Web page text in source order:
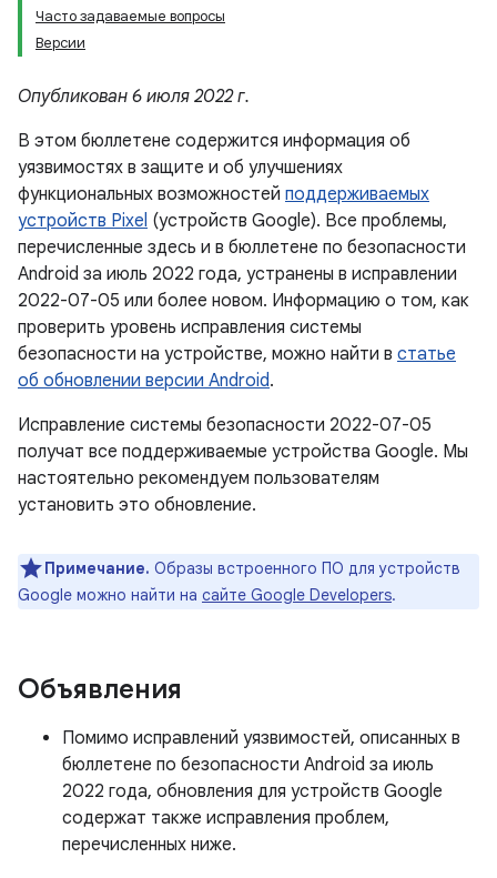
Часто задаваемые вопросы
Версии
Опубликован 6 июля 2022 г.
В этом бюллетене содержится информация об
уязвимостях в защите и об улучшениях
функциональных возможностей поддерживаемых
устройств Pixel (устройств Google). Все проблемы,
перечисленные здесь и в бюллетене по безопасности
Android за июль 2022 года, устранены в исправлении
2022-07-05 или более новом. Информацию о том, как
проверить уровень исправления системы
безопасности на устройстве, можно найти в статье
об обновлении версии Android.
Исправление системы безопасности 2022-07-05
получат все поддерживаемые устройства Google. Мы
настоятельно рекомендуем пользователям
установить это обновление.
Примечание. Образы встроенного ПО для устройств
Google можно найти на сайте Google Developers.
Объявления
Помимо исправлений уязвимостей, описанных в
бюллетене по безопасности Android за июль
2022 года, обновления для устройств Google
содержат также исправления проблем,
перечисленных ниже.